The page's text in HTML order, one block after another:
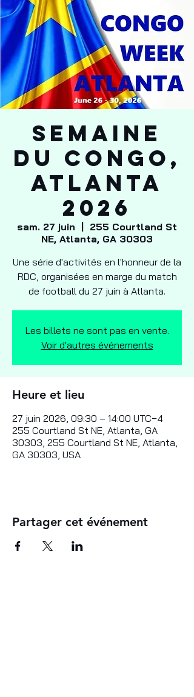
SEMAINE
DU CONGO,
ATLANTA
2026
sam. 27 juin
255 Courtland St
NE, Atlanta, GA 30303
Une série d'activités en l'honneur de la
RDC, organisées en marge du match
de football du 27 juin à Atlanta.
Les billets ne sont pas en vente.
Voir d'autres événements
Heure et lieu
27 juin 2026, 09:30 – 14:00 UTC−4
255 Courtland St NE, Atlanta, GA
30303, 255 Courtland St NE, Atlanta,
GA 30303, USA
Partager cet événement